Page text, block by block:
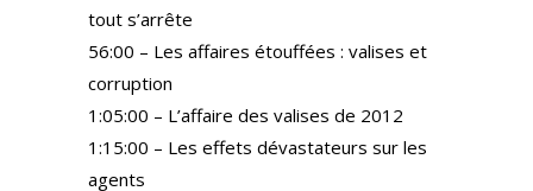
tout s’arrête
56:00 – Les affaires étouffées : valises et
corruption
1:05:00 – L’affaire des valises de 2012
1:15:00 – Les effets dévastateurs sur les
agents